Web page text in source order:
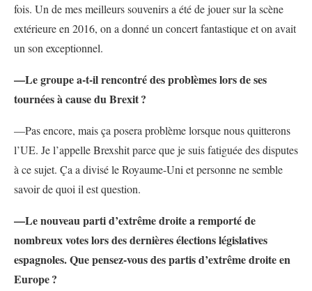
fois. Un de mes meilleurs souvenirs a été de jouer sur la scène
extérieure en 2016, on a donné un concert fantastique et on avait
un son exceptionnel.
—Le groupe a-t-il rencontré des problèmes lors de ses
tournées à cause du Brexit?
—Pas encore, mais ça posera problème lorsque nous quitterons
l’UE. Je l’appelle Brexshit parce que je suis fatiguée des disputes
à ce sujet. Ça a divisé le Royaume-Uni et personne ne semble
savoir de quoi il est question.
—Le nouveau parti d’extrême droite a remporté de
nombreux votes lors des dernières élections législatives
espagnoles. Que pensez-vous des partis d’extrême droite en
Europe?